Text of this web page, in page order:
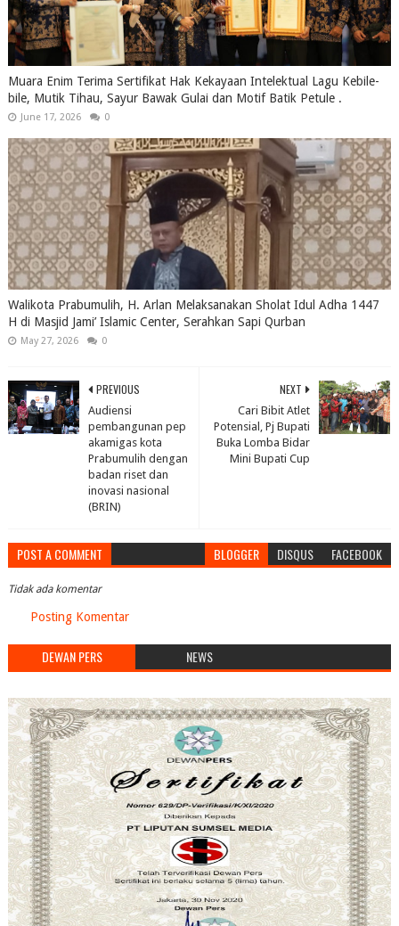
Muara Enim Terima Sertifikat Hak Kekayaan Intelektual Lagu Kebile-
bile, Mutik Tihau, Sayur Bawak Gulai dan Motif Batik Petule .
June 17, 2026 0
Walikota Prabumulih, H. Arlan Melaksanakan Sholat Idul Adha 1447
H di Masjid Jami’ Islamic Center, Serahkan Sapi Qurban
May 27, 2026 0
NEXT
Cari Bibit Atlet
Potensial, Pj Bupati
Buka Lomba Bidar
Mini Bupati Cup
PREVIOUS
Audiensi
pembangunan pep
akamigas kota
Prabumulih dengan
badan riset dan
inovasi nasional
(BRIN)
POST A COMMENT BLOGGER DISQUS FACEBOOK
Tidak ada komentar
Posting Komentar
DEWAN PERS NEWS